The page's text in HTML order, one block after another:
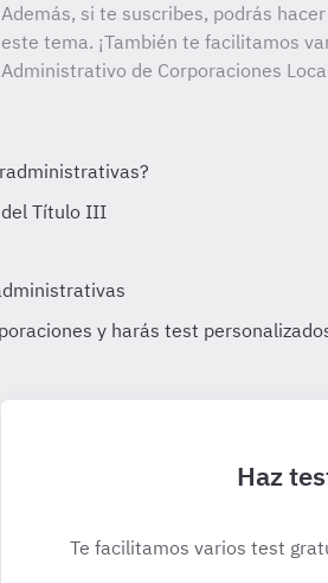
Además, si te suscribes, podrás
este tema. ¡También te facilitamos
Administrativo de Corporaciones
Haz
Te facilitamos varios test